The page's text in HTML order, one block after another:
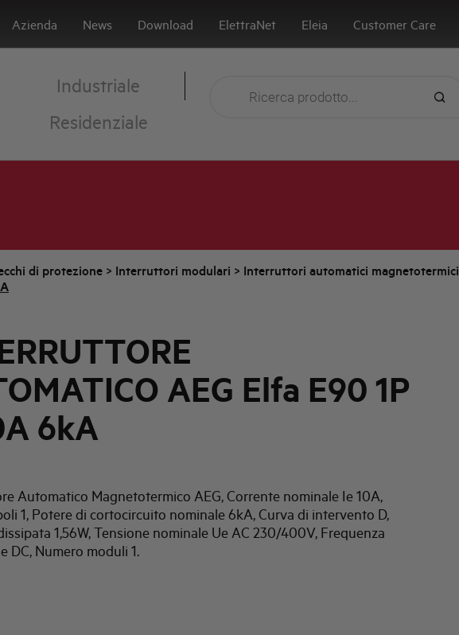
Azienda News Download ElettraNet Eleia Customer Care
Industriale
Residenziale
di protezione > Interruttori modulari > Interruttori automatici magnetotermici
AEG Elfa E90 1P
6kA
Automatico Magnetotermico AEG, Corrente nominale Ie 10A,
1, Potere di cortocircuito nominale 6kA, Curva di intervento D,
1,56W, Tensione nominale Ue AC 230/400V, Frequenza
DC, Numero moduli 1.